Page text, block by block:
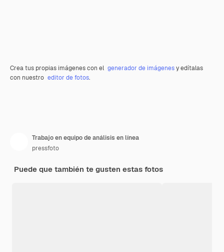
Crea tus propias imágenes con el generador de imágenesy edítalas
con nuestro editor de fotos.
Trabajo en equipo de análisis en línea
pressfoto
Puede que también te gusten estas fotos